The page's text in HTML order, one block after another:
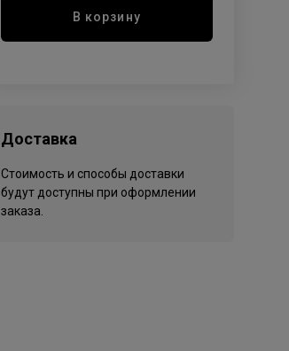
В корзину
Доставка
Стоимость и способы доставки
будут доступны при оформлении
заказа.